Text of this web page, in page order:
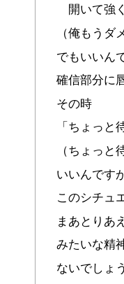
開いて強
（俺もう
でもいいん
確信部分に
その時
「ちょっ
（ちょっと
いいんです
このシチュ
まあとりあ
みたいな精
ないでしょう